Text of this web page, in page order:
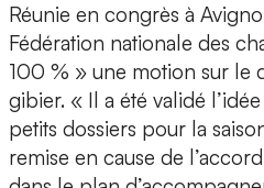
Réunie en congrès à
Fédération nationale des
100 % » une motion sur le
gibier. « Il a été validé
petits dossiers pour la
remise en cause de